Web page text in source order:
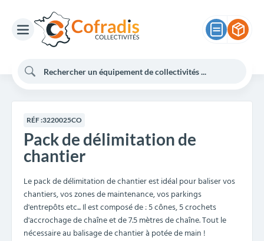
RÉF :3220025CO
Pack de délimitation de
chantier
Le pack de délimitation de chantier est idéal pour baliser vos
chantiers, vos zones de maintenance, vos parkings
d'entrepôts etc... Il est composé de : 5 cônes, 5 crochets
d'accrochage de chaîne et de 7.5 mètres de chaîne. Tout le
nécessaire au balisage de chantier à potée de main !